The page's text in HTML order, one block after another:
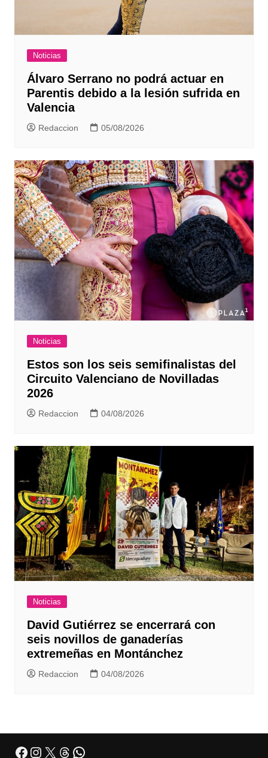
Noticias
Álvaro Serrano no podrá actuar en
Parentis debido a la lesión sufrida en
Valencia
Redaccion 05/08/2026
Noticias
Estos son los seis semifinalistas del
Circuito Valenciano de Novilladas
2026
Redaccion 04/08/2026
Noticias
David Gutiérrez se encerrará con
seis novillos de ganaderías
extremeñas en Montánchez
Redaccion 04/08/2026
Facebook Instagram X Threads WhatsApp